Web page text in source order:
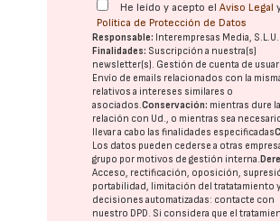
He leído y acepto elAviso Legal
Política de Protección de Datos
Responsable: Interempresas Media, S.L.U.
Finalidades: Suscripción a nuestra(s)
newsletter(s). Gestión de cuenta de
Envío de emails relacionados con la
relativos a intereses similares o
asociados.Conservación: mientras dure la
relación con Ud., o mientras sea
llevar a cabo las finalidades especificadas
Los datos pueden cederse a otras
grupo por motivos de gestión interna.
Acceso, rectificación, oposición,
portabilidad, limitación del tratatamiento y
decisiones automatizadas: contacte con
nuestro DPD. Si considera que el